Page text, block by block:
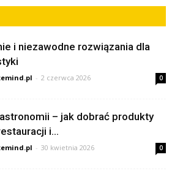
i niezawodne rozwiązania dla
- 2 czerwca 2026 0
– jak dobrać produkty
i...
- 30 kwietnia 2026 0